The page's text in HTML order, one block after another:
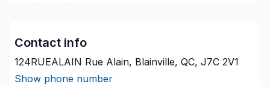
Contact info
124RUEALAIN Rue Alain, Blainville, QC, J7C 2V1
Show phone number